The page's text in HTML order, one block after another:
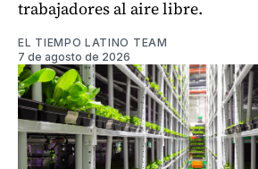
trabajadores al aire libre.
EL TIEMPO LATINO TEAM
7 de agosto de 2026